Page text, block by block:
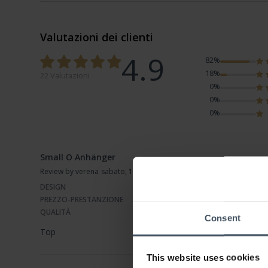
Consent
This website uses cookies
Valutazioni dei clienti
4.9
82%
18%
0%
0%
0%
Small O Anhänger
Review by verena sabato, 11 marzo 2023
DESIGN
PREZZO-PRESTANZIONE
QUALITÀ
Top